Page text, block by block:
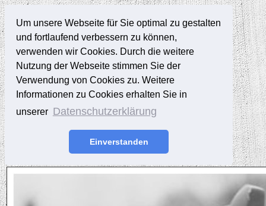
Um unsere Webseite für Sie optimal zu gestalten
und fortlaufend verbessern zu können,
verwenden wir Cookies. Durch die weitere
Nutzung der Webseite stimmen Sie der
Verwendung von Cookies zu. Weitere
Informationen zu Cookies erhalten Sie in
unserer Datenschutzerklärung
Einverstanden